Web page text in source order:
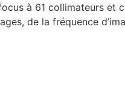
à 61 collimateurs
de la fréquence